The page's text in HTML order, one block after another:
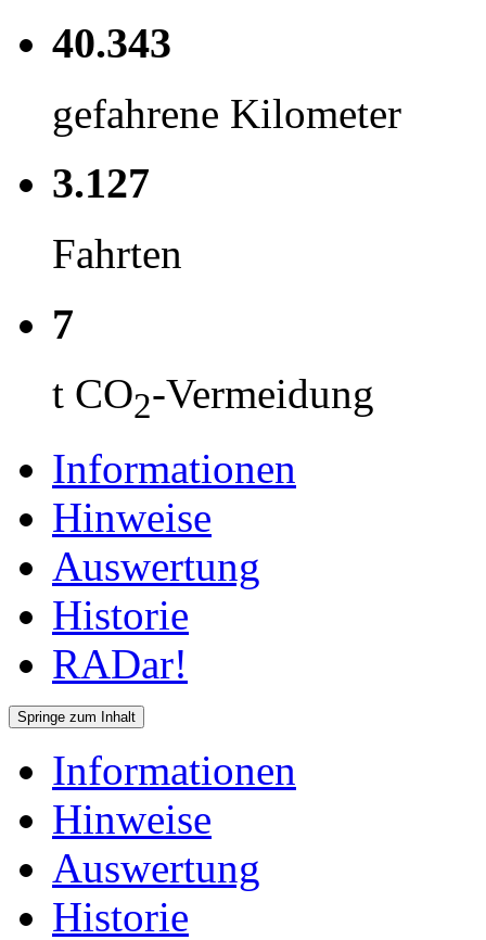
40.343
gefahrene Kilometer
3.127
Fahrten
7
t CO2-Vermeidung
Informationen
Hinweise
Auswertung
Historie
RADar!
Springe zum Inhalt
Informationen
Hinweise
Auswertung
Historie